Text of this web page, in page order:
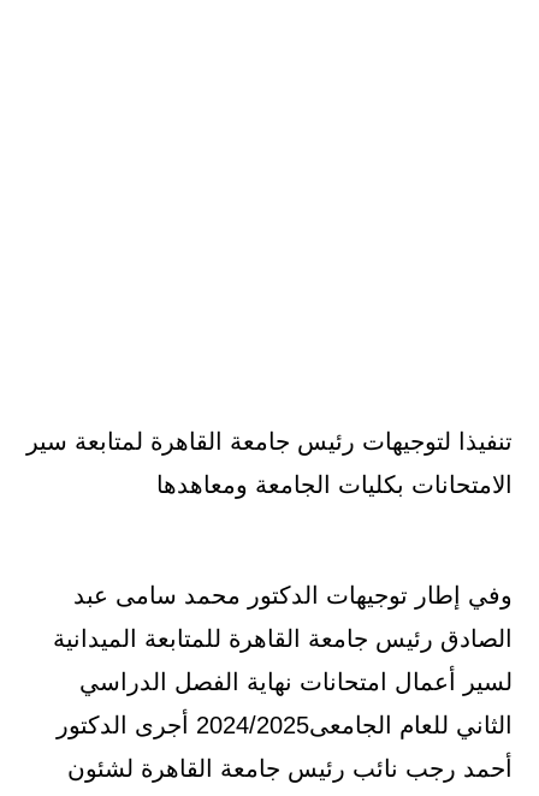
تنفيذا لتوجيهات رئيس جامعة القاهرة لمتابعة سير
الامتحانات بكليات الجامعة ومعاهدها
وفي إطار توجيهات الدكتور محمد سامى عبد
الصادق رئيس جامعة القاهرة للمتابعة الميدانية
لسير أعمال امتحانات نهاية الفصل الدراسي
الثاني للعام الجامعى2024/2025 أجرى الدكتور
أحمد رجب نائب رئيس جامعة القاهرة لشئون